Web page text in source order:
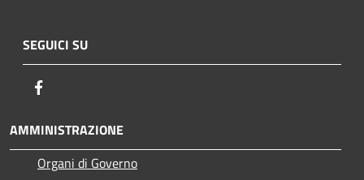
SEGUICI SU
AMMINISTRAZIONE
Organi di Governo